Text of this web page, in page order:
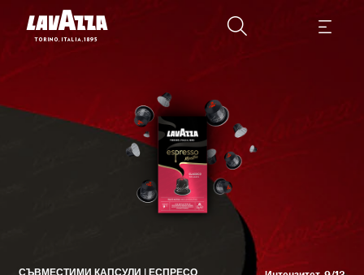
СЪВМЕСТИМИ КАПСУЛИ | ЕСПРЕСО